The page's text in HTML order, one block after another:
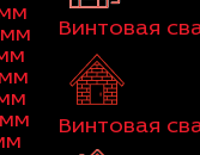
Винтовая
Винтовая